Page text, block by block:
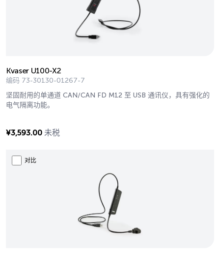
Kvaser U100-X2
编码 73-30130-01267-7
坚固耐用的单通道 CAN/CAN FD M12 至 USB 通讯仪，具有强化的
电气隔离功能。
¥3,593.00 未税
对比